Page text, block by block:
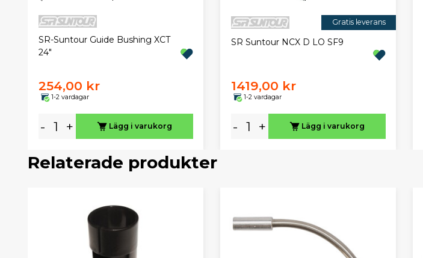
SR-Suntour Guide Bushing XCT
24"
254,00 kr
1-2 vardagar
- + Lägg i varukorg
Gratis leverans
SR Suntour NCX D LO SF9
1419,00 kr
1-2 vardagar
- + Lägg i varukorg
Relaterade produkter